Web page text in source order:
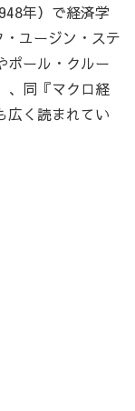
年）で経済学
ユージン・ステ
ポール・クルー
、同『マクロ経
広く読まれてい